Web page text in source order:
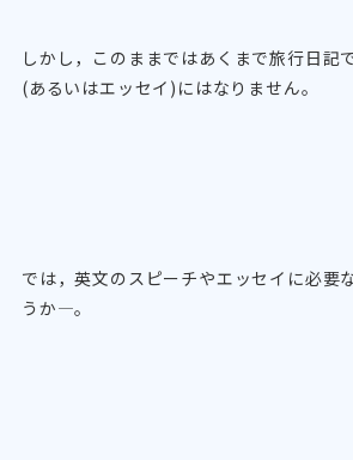
しかし，このままではあくまで旅行日記
(あるいはエッセイ)にはなりません。
では，英文のスピーチやエッセイに必要
うか―。